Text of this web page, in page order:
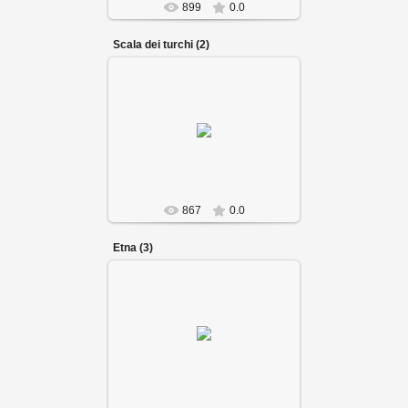
899 0.0
Scala dei turchi (2)
867 0.0
Etna (3)